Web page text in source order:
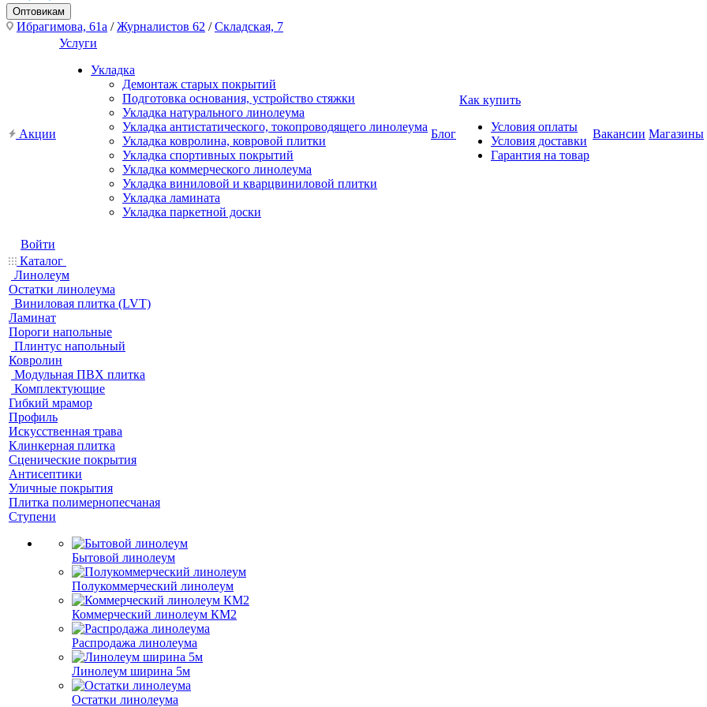
Оптовикам
Ибрагимова, 61а /Журналистов 62 /Складская, 7
Акции
Услуги
Укладка
Демонтаж старых покрытий
Подготовка основания, устройство стяжки
Укладка натурального линолеума
Укладка антистатического, токопроводящего линолеума
Укладка ковролина, ковровой плитки
Укладка спортивных покрытий
Укладка коммерческого линолеума
Укладка виниловой и кварцвиниловой плитки
Укладка ламината
Укладка паркетной доски
Блог
Как купить
Условия оплаты
Условия доставки
Гарантия на товар
Вакансии Магазины
Войти
Каталог
Линолеум
Остатки линолеума
Виниловая плитка (LVT)
Ламинат
Пороги напольные
Плинтус напольный
Ковролин
Модульная ПВХ плитка
Комплектующие
Гибкий мрамор
Профиль
Искусственная трава
Клинкерная плитка
Сценические покрытия
Антисептики
Уличные покрытия
Плитка полимернопесчаная
Ступени
Бытовой линолеум
Полукоммерческий линолеум
Коммерческий линолеум КМ2
Распродажа линолеума
Линолеум ширина 5м
Остатки линолеума